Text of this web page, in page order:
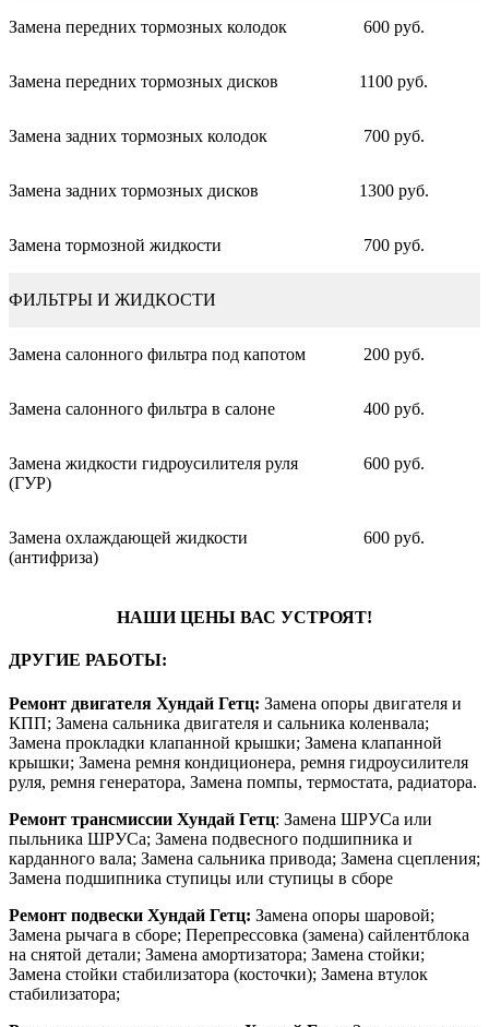
Замена передних тормозных колодок 600 руб.
Замена передних тормозных дисков 1100 руб.
Замена задних тормозных колодок 700 руб.
Замена задних тормозных дисков 1300 руб.
Замена тормозной жидкости 700 руб.
ФИЛЬТРЫ И ЖИДКОСТИ
Замена салонного фильтра под капотом 200 руб.
Замена салонного фильтра в салоне 400 руб.
Замена жидкости гидроусилителя руля
(ГУР)
600 руб.
Замена охлаждающей жидкости
(антифриза)
600 руб.
НАШИ ЦЕНЫ ВАС УСТРОЯТ!
ДРУГИЕ РАБОТЫ:
Ремонт двигателя Хундай Гетц: Замена опоры двигателя и
КПП; Замена сальника двигателя и сальника коленвала;
Замена прокладки клапанной крышки; Замена клапанной
крышки; Замена ремня кондиционера, ремня гидроусилителя
руля, ремня генератора, Замена помпы, термостата, радиатора.
Ремонт трансмиссии Хундай Гетц: Замена ШРУСа или
пыльника ШРУСа; Замена подвесного подшипника и
карданного вала; Замена сальника привода; Замена сцепления;
Замена подшипника ступицы или ступицы в сборе
Ремонт подвески Хундай Гетц: Замена опоры шаровой;
Замена рычага в сборе; Перепрессовка (замена) сайлентблока
на снятой детали; Замена амортизатора; Замена стойки;
Замена стойки стабилизатора (косточки); Замена втулок
стабилизатора;